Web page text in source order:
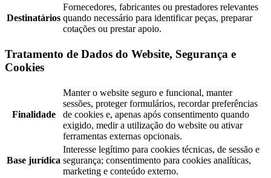
Destinatários
Fornecedores, fabricantes ou prestadores relevantes
quando necessário para identificar peças, preparar
cotações ou prestar apoio.
Tratamento de Dados do Website, Segurança e
Cookies
Finalidade
Manter o website seguro e funcional, manter
sessões, proteger formulários, recordar preferências
de cookies e, apenas após consentimento quando
exigido, medir a utilização do website ou ativar
ferramentas externas opcionais.
Base jurídica
Interesse legítimo para cookies técnicas, de sessão e
segurança; consentimento para cookies analíticas,
marketing e conteúdo externo.